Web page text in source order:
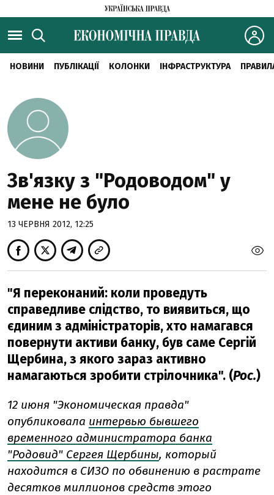
НОВИНИ ПУБЛІКАЦІЇ КОЛОНКИ ІНФРАСТРУКТУРА
Зв'язку з "Родоводом" у
мене не було
13 ЧЕРВНЯ 2012, 12:25
"Я переконаний: коли проведуть
справедливе слідство, то виявиться, що
єдиним з адміністраторів, хто намагався
повернути активи банку, був саме Сергій
Щербина, з якого зараз активно
намагаються зробити стрілочника". (Рос.)
12 июня "Экономическая правда"
опубликовала интервью бывшего
временного администратора банка
"Родовид" Сергея Щербины, который
находится в СИЗО по обвинению в растрате
десятков миллионов средств этого